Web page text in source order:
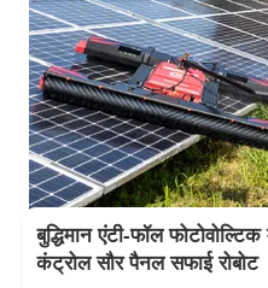
बुद्धिमान एंटी-फॉल
कंट्रोल सौर पैनल सफाई रोबोट